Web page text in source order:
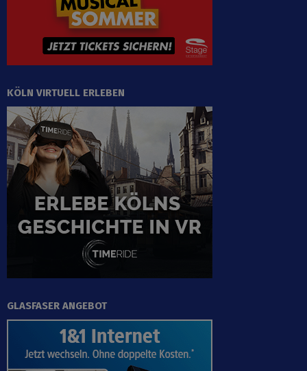
KÖLN VIRTUELL ERLEBEN
GLASFASER ANGEBOT